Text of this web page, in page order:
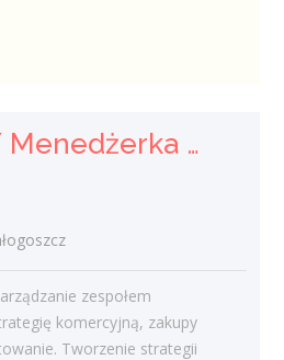
Menedżer / Menedżerka Zespołu Strategii Komercyjnej i Kontraktowania
zespołem
komercyjną, zakupy
Tworzenie strategii